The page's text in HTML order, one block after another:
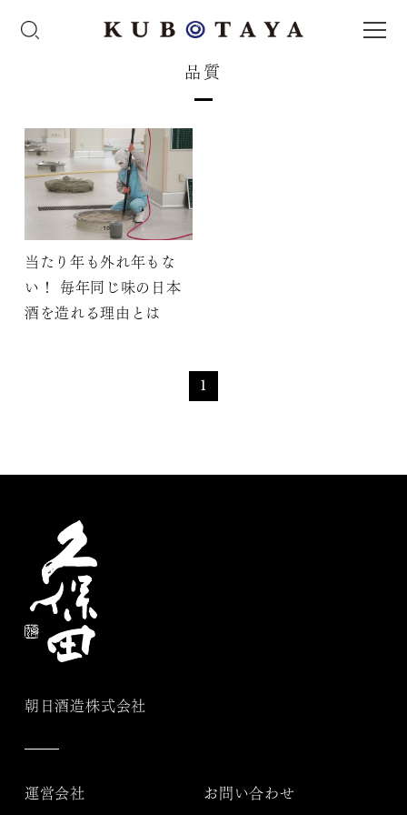
品質
当たり年も外れ年もな
い！ 毎年同じ味の日本
酒を造れる理由とは
1
朝日酒造株式会社
運営会社 お問い合わせ